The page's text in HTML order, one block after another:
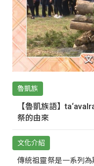
魯凱族
【魯凱族語】
祭的由來
文化介紹
傳統祖靈祭是一系列